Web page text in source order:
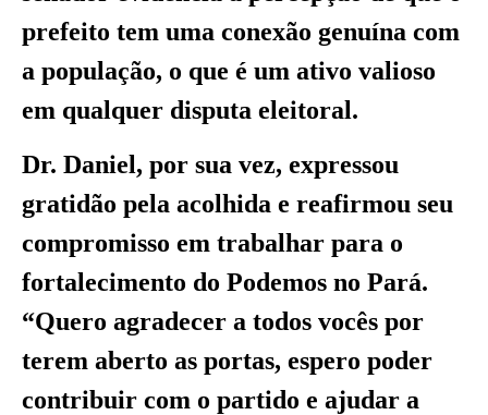
prefeito tem uma conexão genuína com
a população, o que é um ativo valioso
em qualquer disputa eleitoral.
Dr. Daniel, por sua vez, expressou
gratidão pela acolhida e reafirmou seu
compromisso em trabalhar para o
fortalecimento do Podemos no Pará.
“Quero agradecer a todos vocês por
terem aberto as portas, espero poder
contribuir com o partido e ajudar a